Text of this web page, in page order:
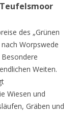
des „Grünen
Worpswede
Weiten.
Wiesen und
Gräben und